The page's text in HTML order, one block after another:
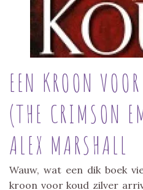
EEN KROON
(THE CRIMSON
ALEX MARSHALL
Wauw, wat een dik boek
kroon voor koud zilver